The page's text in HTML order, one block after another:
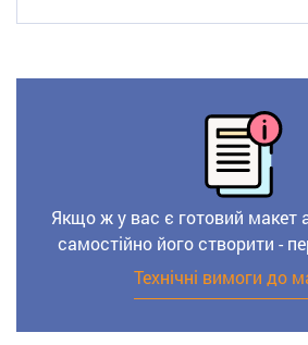
Якщо ж у вас є готовий макет
самостійно його створити -
Технічні вимоги до